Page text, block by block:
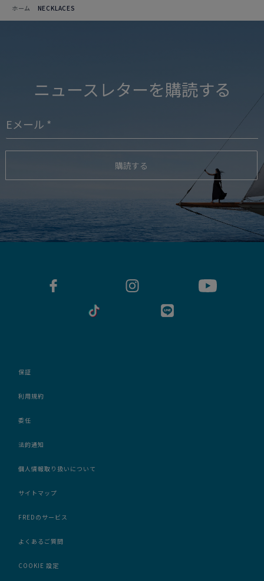
ホーム NECKLACES
ニュースレターを購読する
購読する
保証
利用規約
委任
法的通知
個人情報取り扱いについて
サイトマップ
FREDのサービス
よくあるご質問
COOKIE 設定